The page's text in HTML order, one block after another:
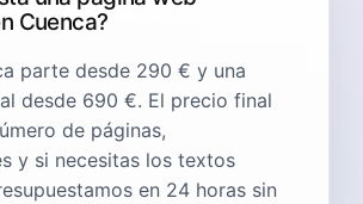
Cuenca?
parte desde 290 € y una
desde 690 €. El precio final
de páginas,
y si necesitas los textos
en 24 horas sin